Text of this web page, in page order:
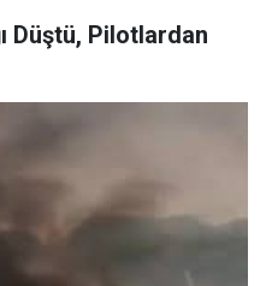
Düştü, Pilotlardan